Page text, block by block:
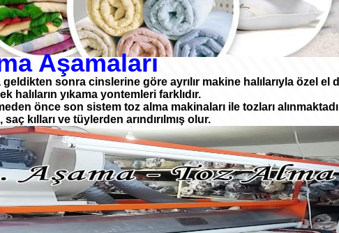
Aşamaları
geldikten sonra cinslerine göre ayrılır makine halılarıyla özel el
halıların yıkama yontemleri farklıdır.
önce son sistem toz alma makinaları ile tozları
kılları ve tüylerden arındırılmış olur.